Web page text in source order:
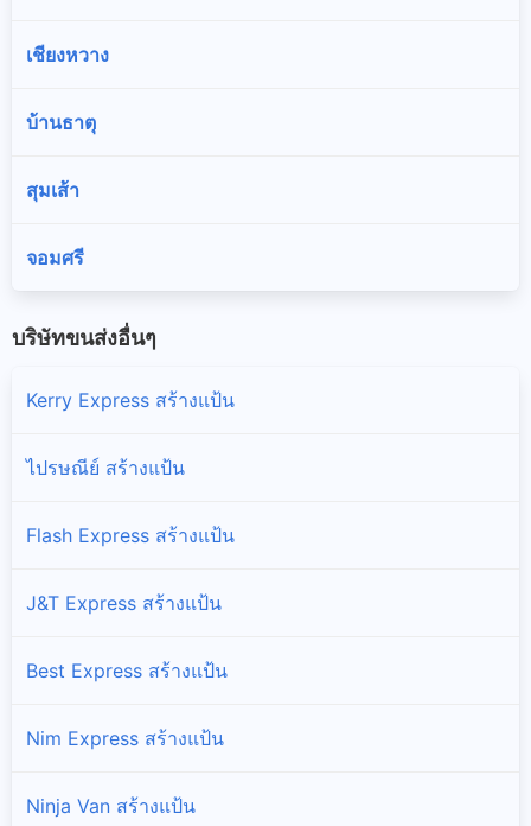
เชียงหวาง
บ้านธาตุ
สุมเส้า
จอมศรี
บริษัทขนส่งอื่นๆ
Kerry Express สร้างแป้น
ไปรษณีย์ สร้างแป้น
Flash Express สร้างแป้น
J&T Express สร้างแป้น
Best Express สร้างแป้น
Nim Express สร้างแป้น
Ninja Van สร้างแป้น